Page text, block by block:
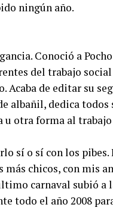
ningún año.
Conoció a
del trabajo social
Acaba de editar su
albañil, dedica todos
u otra forma al
sí o sí con los pibes.
chicos, con mis
carnaval subió a
todo el año 2008